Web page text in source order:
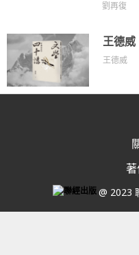
劉再復
王德威
王德威
@ 2023